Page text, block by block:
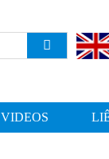
VIDEOS